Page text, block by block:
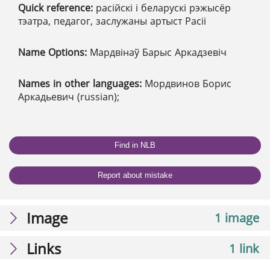
Quick reference: расійскі і беларускі рэжысёр
тэатра, педагог, заслужаны артыст Расіі
Name Options: Мардвінаў Барыс Аркадзевіч
Names in other languages: Мордвинов Борис
Аркадьевич (russian);
Find in NLB
Report about mistake
1 image
Image
1 link
Links